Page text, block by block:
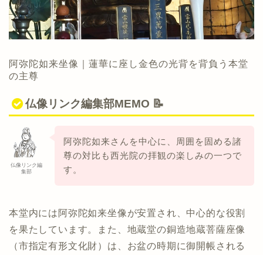
阿弥陀如来坐像｜蓮華に座し金色の光背を背負う本堂
の主尊
仏像リンク編集部MEMO 📝
仏像リンク編
集部
阿弥陀如来さんを中心に、周囲を固める諸
尊の対比も西光院の拝観の楽しみの一つで
す。
本堂内には阿弥陀如来坐像が安置され、中心的な役割
を果たしています。また、地蔵堂の銅造地蔵菩薩座像
（市指定有形文化財）は、お盆の時期に御開帳される